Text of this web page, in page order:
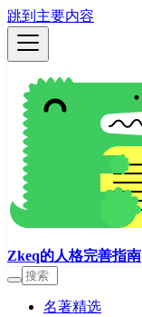
跳到主要内容
Zkeq的人格完善指南
名著精选